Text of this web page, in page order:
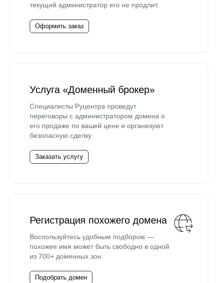
текущий администратор его не продлит.
Оформить заказ
Услуга «Доменный брокер»
Специалисты Руцентра проведут
переговоры с администратором домена о
его продаже по вашей цене и организуют
безопасную сделку.
Заказать услугу
Регистрация похожего домена
Воспользуйтесь удобным подбором —
похожее имя может быть свободно в одной
из 700+ доменных зон.
Подобрать домен